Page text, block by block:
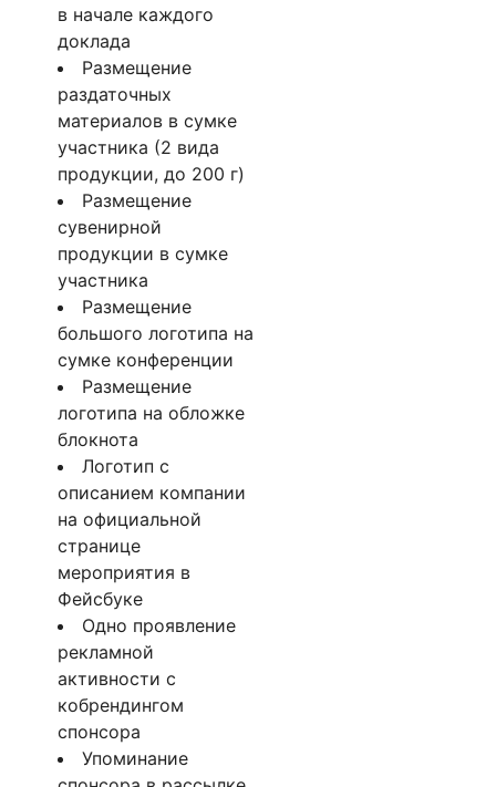
в начале каждого
доклада
Размещение
раздаточных
материалов в сумке
участника (2 вида
продукции, до 200 г)
Размещение
сувенирной
продукции в сумке
участника
Размещение
большого логотипа на
сумке конференции
Размещение
логотипа на обложке
блокнота
Логотип с
описанием компании
на официальной
странице
мероприятия в
Фейсбуке
Одно проявление
рекламной
активности с
кобрендингом
спонсора
Упоминание